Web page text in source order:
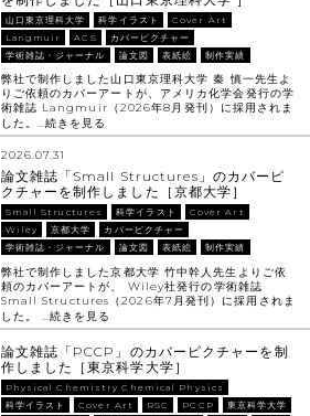
山口東京理科大学 科学イラスト
Cover Art
Langmuir
ACS
カバーピクチャー
学術雑誌・ジャーナル
論文図 表紙絵 制作実績
弊社で制作しました山口東京理科大学 秦 慎一先生よ
りご依頼のカバーアートが、アメリカ化学会発行の学
術雑誌 Langmuir（2026年8月発刊）に採用されま
した。…続きを見る
2026.07.31
論文雑誌「Small Structures」のカバーピ
クチャーを制作しました［京都大学］
Small Structures 科学イラスト
Cover Art
Wiley
京都大学
カバーピクチャー
学術雑誌・ジャーナル
論文図 表紙絵 制作実績
弊社で制作しました京都大学 竹中幹人先生よりご依
頼のカバーアートが、 Wiley社発行の学術雑誌
Small Structures（2026年7月発刊）に採用されま
した。 …続きを見る
論文雑誌「PCCP」のカバーピクチャーを制
作しました［東京科学大学］
Physical Chemistry Chemical Physics
科学イラスト
Cover Art RSC PCCP
東京科学大学